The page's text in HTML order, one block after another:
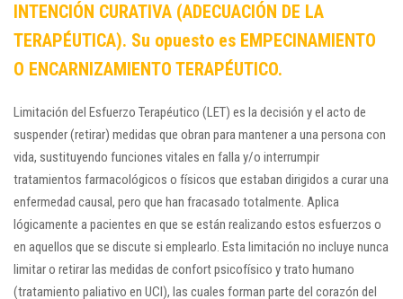
INTENCIÓN CURATIVA (ADECUACIÓN DE LA
TERAPÉUTICA). Su opuesto es EMPECINAMIENTO
O ENCARNIZAMIENTO TERAPÉUTICO.
Limitación del Esfuerzo Terapéutico (LET) es la decisión y el acto de
suspender (retirar) medidas que obran para mantener a una persona con
vida, sustituyendo funciones vitales en falla y/o interrumpir
tratamientos farmacológicos o físicos que estaban dirigidos a curar una
enfermedad causal, pero que han fracasado totalmente. Aplica
lógicamente a pacientes en que se están realizando estos esfuerzos o
en aquellos que se discute si emplearlo. Esta limitación no incluye nunca
limitar o retirar las medidas de confort psicofísico y trato humano
(tratamiento paliativo en UCI), las cuales forman parte del corazón del